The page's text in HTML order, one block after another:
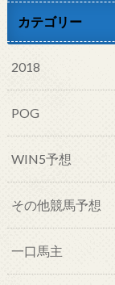
カテゴリー
2018
POG
WIN5予想
その他競馬予想
一口馬主